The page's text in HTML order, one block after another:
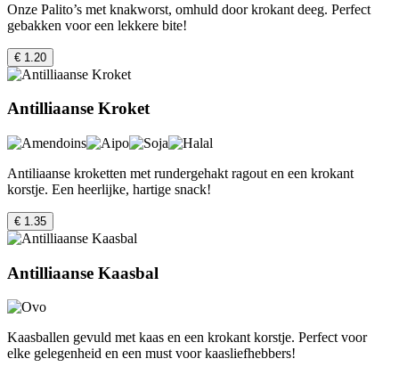
Onze Palito’s met knakworst, omhuld door krokant deeg. Perfect
gebakken voor een lekkere bite!
€ 1.20
Antilliaanse Kroket
Antiliaanse kroketten met rundergehakt ragout en een krokant
korstje. Een heerlijke, hartige snack!
€ 1.35
Antilliaanse Kaasbal
Kaasballen gevuld met kaas en een krokant korstje. Perfect voor
elke gelegenheid en een must voor kaasliefhebbers!